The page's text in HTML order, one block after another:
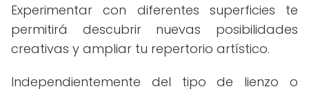
Experimentar con diferentes superficies te
permitirá descubrir nuevas posibilidades
creativas y ampliar tu repertorio artístico.
Independientemente del tipo de lienzo o